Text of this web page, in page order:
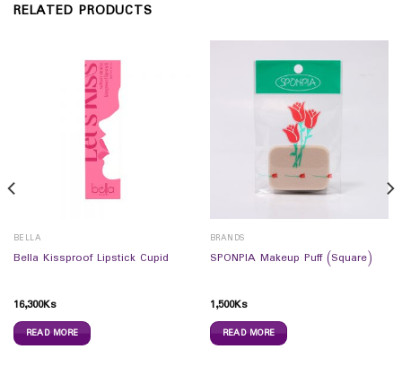
RELATED PRODUCTS
BELLA
Bella Kissproof Lipstick Cupid
16,300Ks
READ MORE
BRANDS
SPONPIA Makeup Puff (Square)
1,500Ks
READ MORE